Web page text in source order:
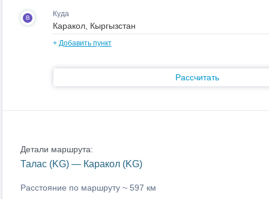
B Куда
+ Добавить пункт
Рассчитать
Детали маршрута:
Талас (KG) — Каракол (KG)
Расстояние по маршруту ~ 597 км